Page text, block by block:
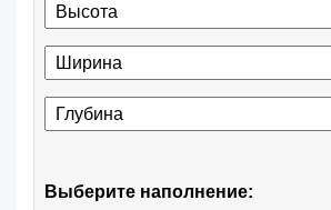
Выберите наполнение: